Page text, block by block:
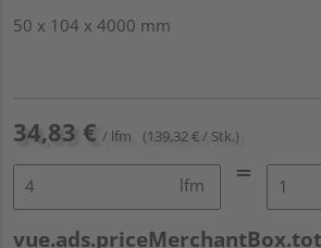
50 x 104 x 4000 mm
34,83 € / lfm (139,32 € / Stk.)
lfm